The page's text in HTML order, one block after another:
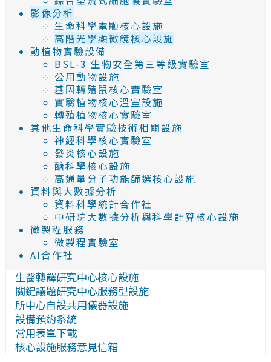
影像分析
生命科學電顯核心設施
高階光學顯微鏡核心設施
動植物實驗設備
BSL-3 生物安全第三等級實驗室
公用動物設施
基因轉殖鼠核心實驗室
實驗植物核心溫室設施
轉殖植物核心實驗室
其他生命科學實驗技術相關設施
神經科學核心實驗室
發炎核心設施
醣科學核心設施
高通量分子功能篩選核心設施
資料與大數據分析
資料科學統計合作社
中研院大數據分析與科學計算核心設施
微製程服務
微製程實驗室
AI合作社
生醫轉譯研究中心核心設施
關鍵議題研究中心服務型設施
所中心自設共用儀器設施
設備預約系統
常用表單下載
核心設施服務意見信箱